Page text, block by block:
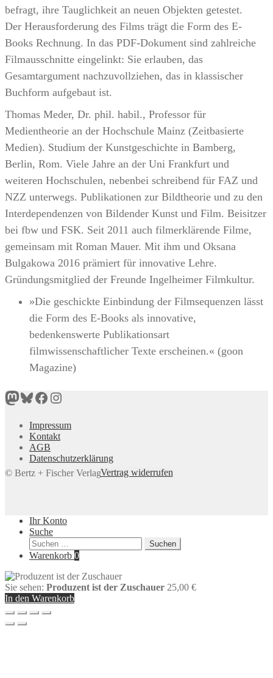
befragt, ihre Tauglichkeit an neuen Objekten getestet.
Der Herausforderung des Films trägt die Form des E-
Books Rechnung. In das PDF-Dokument sind zahlreiche
Filmausschnitte eingelinkt: Sie erlauben, das
Gesamtargument nachzuvollziehen, das in klassischer
Buchform aufgebaut ist.
Thomas Meder, Dr. phil. habil., Professor für
Medientheorie an der Hochschule Mainz (Zeitbasierte
Medien). Studium der Kunstgeschichte in Bamberg,
Berlin, Rom. Viele Jahre an der Uni Frankfurt und
weiteren Hochschulen, nebenbei schreibend für FAZ und
NZZ unterwegs. Publikationen zur Bildtheorie und zu den
Interdependenzen von Bildender Kunst und Film. Beisitzer
bei fbw und FSK. Seit 2011 auch filmerklärende Filme,
gemeinsam mit Roman Mauer. Mit ihm und Oksana
Bulgakowa 2016 prämiert für innovative Lehre.
Gründungsmitglied der Freunde Ingelheimer Filmkultur.
»Die geschickte Einbindung der Filmsequenzen lässt
die Form des E-Books als innovative,
bedenkenswerte Publikationsart
filmwissenschaftlicher Texte erscheinen.« (goon
Magazine)
Mastodon
Bluesky
Facebook
Instagram
Impressum
Kontakt
AGB
Datenschutzerklärung
© Bertz + Fischer Verlag 2026Vertrag widerrufen
Ihr Konto
Suche
Suchen
nach:
Suchen
Warenkorb 0
Sie sehen: Produzent ist der Zuschauer 25,00 €
In den Warenkorb